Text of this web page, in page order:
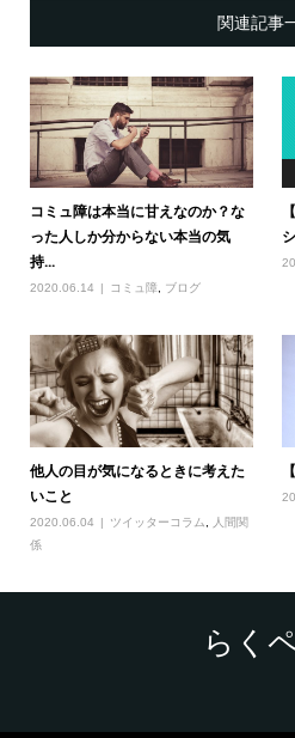
関連記事
コミュ障は本当に甘えなのか？な
った人しか分からない本当の気
持...
2020.06.14 コミュ障, ブログ
他人の目が気になるときに考えた
いこと
2020.06.04 ツイッターコラム
人間関
係
らく